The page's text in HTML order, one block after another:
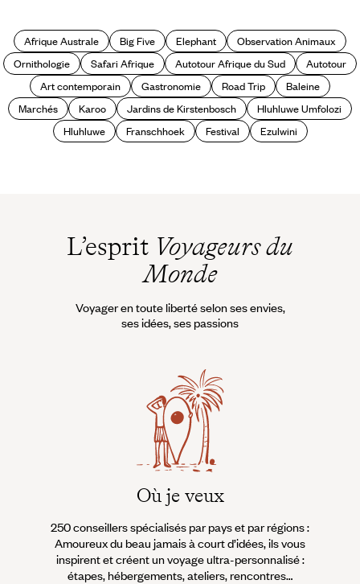
Afrique Australe Big Five Elephant
Observation Animaux
Ornithologie
Safari Afrique Autotour Afrique du Sud
Autotour
Art contemporain
Gastronomie Road Trip
Baleine
Marchés
Karoo Jardins de Kirstenbosch
Hluhluwe Umfolozi
Hluhluwe
Franschhoek Festival Ezulwini
L’esprit Voyageurs du
Monde
Voyager en toute liberté selon ses envies,
ses idées, ses passions
Où je veux
250 conseillers spécialisés par pays et par régions :
Amoureux du beau jamais à court d’idées, ils vous
inspirent et créent un voyage ultra-personnalisé :
étapes, hébergements, ateliers, rencontres…